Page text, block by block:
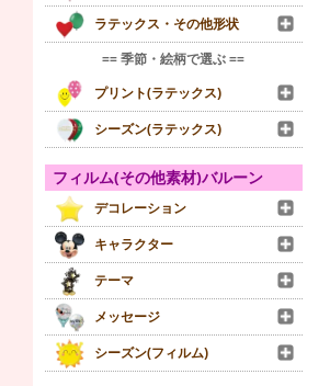
ラテックス・その他形状
== 季節・絵柄で選ぶ ==
プリント(ラテックス)
シーズン(ラテックス)
フィルム(その他素材)バルーン
デコレーション
キャラクター
テーマ
メッセージ
シーズン(フィルム)